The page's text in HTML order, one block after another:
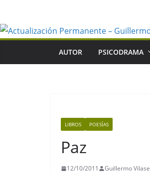
contenido
AUTOR PSICODRAMA
LIBROS POESÍAS
Paz
12/10/2011 Guillermo